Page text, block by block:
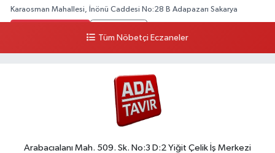
Karaosman Mahallesi, İnönü Caddesi No:28 B Adapazarı Sakarya
Karaman Mahallesi, Cahit Kıraç Caddesi No:31 16 Adapazarı Sakarya
Yol Tarifi Al
Tüm Nöbetçi Eczaneler
Arabacıalanı Mah. 509. Sk. No:3 D:2 Yiğit Çelik İş Merkezi